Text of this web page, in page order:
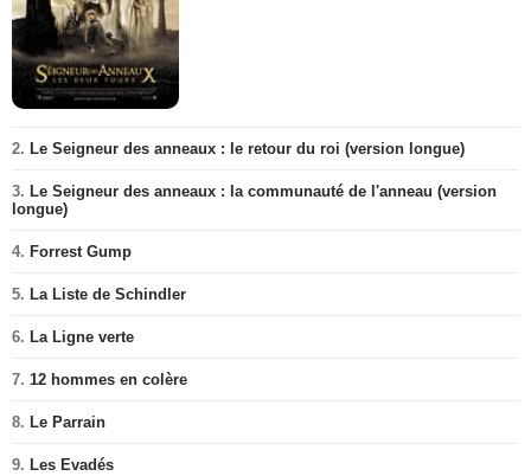
2. Le Seigneur des anneaux : le retour du roi (version longue)
3. Le Seigneur des anneaux : la communauté de l'anneau (version
longue)
4. Forrest Gump
5. La Liste de Schindler
6. La Ligne verte
7. 12 hommes en colère
8. Le Parrain
9. Les Evadés